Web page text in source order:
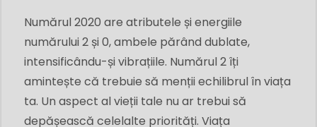
Numărul 2020 are atributele și energiile
numărului 2 și 0, ambele părând dublate,
intensificându-și vibrațiile. Numărul 2 îți
amintește că trebuie să menții echilibrul în viața
ta. Un aspect al vieții tale nu ar trebui să
depășească celelalte priorități. Viața